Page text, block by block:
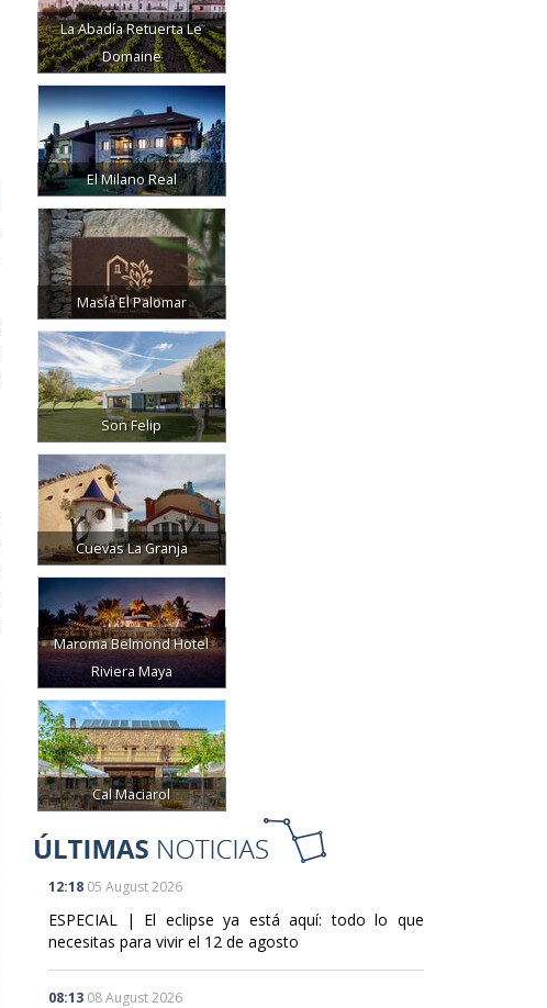
La Abadía Retuerta Le
Domaine
El Milano Real
Masía El Palomar
Son Felip
Cuevas La Granja
Maroma Belmond Hotel
Riviera Maya
Cal Maciarol
12:18 05 August 2026
ESPECIAL | El eclipse ya está aquí: todo lo que
necesitas para vivir el 12 de agosto
08:13 08 August 2026